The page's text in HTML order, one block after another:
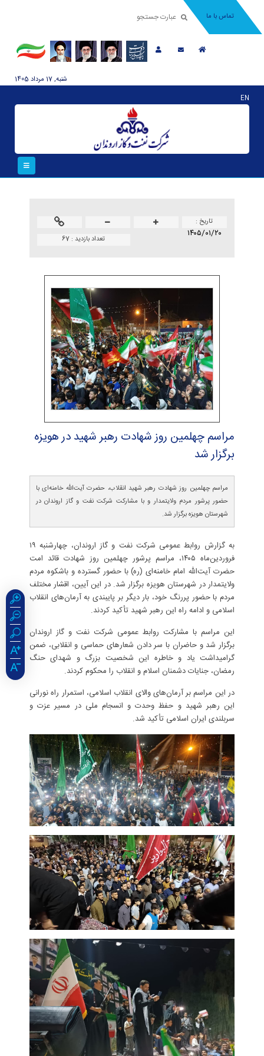
تماس با ما
شنبه, 17 مرداد 1405
EN
تاريخ :
۱۴۰۵/۰۱/۲۰ تعداد بازدید : 67
مراسم چهلمین روز شهادت رهبر شهید در هویزه
برگزار شد
مراسم چهلمین روز شهادت رهبر شهید انقلاب، حضرت آیت‌الله خامنه‌ای با
حضور پرشور مردم ولایتمدار و با مشارکت شرکت نفت و گاز اروندان در
شهرستان هویزه برگزار شد.
به گزارش روابط عمومی شرکت نفت و گاز اروندان، چهارشنبه ۱۹
فروردین‌ماه ۱۴۰۵، مراسم پرشور چهلمین روز شهادت قائد امت
حضرت آیت‌الله امام خامنه‌ای (ره) با حضور گسترده و باشکوه مردم
ولایتمدار در شهرستان هویزه برگزار شد. در این آیین، اقشار مختلف
مردم با حضور پررنگ خود، بار دیگر بر پایبندی به آرمان‌های انقلاب
اسلامی و ادامه راه این رهبر شهید تأکید کردند.
این مراسم با مشارکت روابط عمومی شرکت نفت و گاز اروندان
برگزار شد و حاضران با سر دادن شعارهای حماسی و انقلابی، ضمن
گرامیداشت یاد و خاطره این شخصیت بزرگ و شهدای حنگ
رمضان، جنایات دشمنان اسلام و انقلاب را محکوم کردند.
در این مراسم بر آرمان‌های والای انقلاب اسلامی، استمرار راه نورانی
این رهبر شهید و حفظ وحدت و انسجام ملی در مسیر عزت و
سربلندی ایران اسلامی تأکید شد.